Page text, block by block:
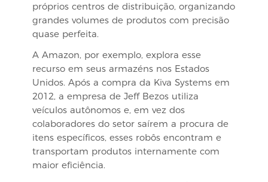
próprios centros de distribuição, organizando
grandes volumes de produtos com precisão
quase perfeita.
A Amazon, por exemplo, explora esse
recurso em seus armazéns nos Estados
Unidos. Após a compra da Kiva Systems em
2012, a empresa de Jeff Bezos utiliza
veículos autônomos e, em vez dos
colaboradores do setor saírem a procura de
itens específicos, esses robôs encontram e
transportam produtos internamente com
maior eficiência.